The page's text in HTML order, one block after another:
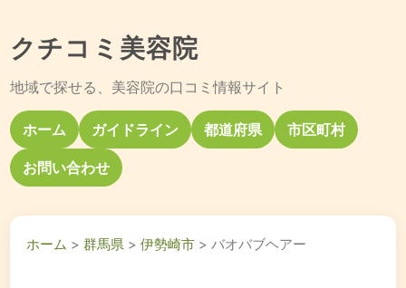
クチコミ美容院
地域で探せる、美容院の口コミ情報サイト
ホーム ガイドライン 都道府県 市区町村
お問い合わせ
ホーム >群馬県 >伊勢崎市 > バオバブヘアー